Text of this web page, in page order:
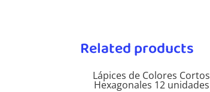
Related products
Lápices de Colores Cortos
Hexagonales 12 unidades